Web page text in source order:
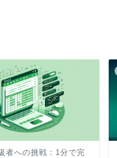
者への挑戦：1分で完